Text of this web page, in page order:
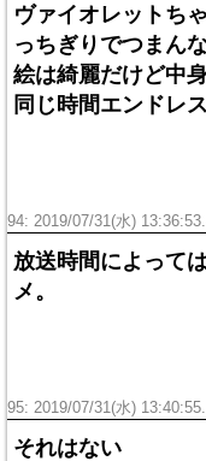
ヴァイオレットち
っちぎりでつまん
絵は綺麗だけど中
同じ時間エンドレ
94: 2019/07/31(水)
放送時間によって
メ。
95: 2019/07/31(水)
それはない